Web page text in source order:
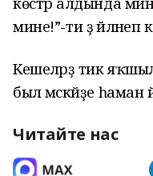
мине!”-ти ҙә әйләнеп
Кешеләрҙә тик
был мәскәйҙе һаман
Читайте нас